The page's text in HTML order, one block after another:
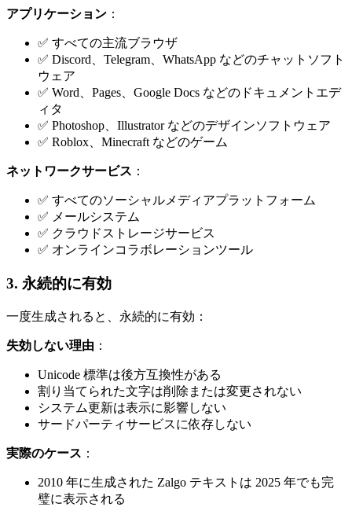
アプリケーション ：
✅ すべての主流ブラウザ
✅ Discord、Telegram、WhatsApp などのチャットソフト
ウェア
✅ Word、Pages、Google Docs などのドキュメントエデ
ィタ
✅ Photoshop、Illustrator などのデザインソフトウェア
✅ Roblox、Minecraft などのゲーム
ネットワークサービス ：
✅ すべてのソーシャルメディアプラットフォーム
✅ メールシステム
✅ クラウドストレージサービス
✅ オンラインコラボレーションツール
3. 永続的に有効
一度生成されると、永続的に有効：
失効しない理由 ：
Unicode 標準は後方互換性がある
割り当てられた文字は削除または変更されない
システム更新は表示に影響しない
サードパーティサービスに依存しない
実際のケース ：
2010 年に生成された Zalgo テキストは 2025 年でも完
璧に表示される